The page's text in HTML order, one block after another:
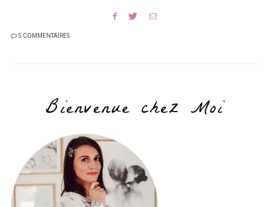
5 COMMENTAIRES
Bienvenue chez Moi